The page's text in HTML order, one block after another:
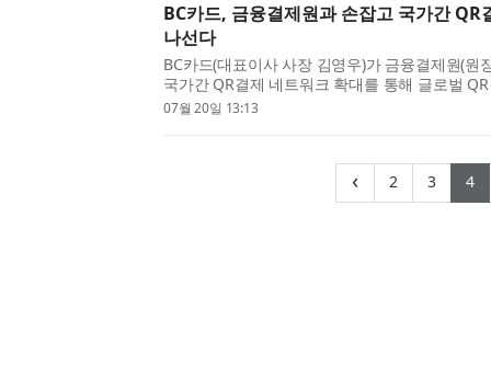
BC카드, 금융결제원과 손잡고 국가간 QR
나선다
BC카드(대표이사 사장 김영우)가 금융결제원(원
국가간 QR결제 네트워크 확대를 통해 글로벌
선다고 20일 밝혔다. 이번 협약은 한국을 방문하
07월 20일 13:13
‹ 2(current)
3 4